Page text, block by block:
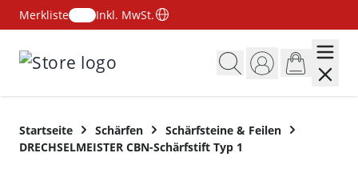
Merkliste
Inkl. MwSt.
Startseite Schärfen
Schärfsteine & Feilen
DRECHSELMEISTER CBN-Schärfstift Typ 1